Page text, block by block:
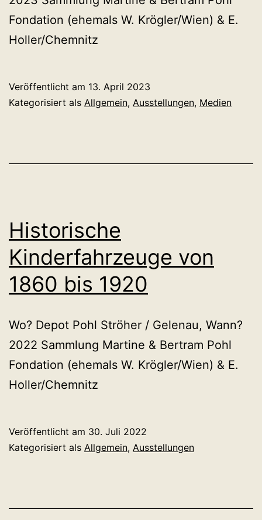
Fondation (ehemals W. Krögler/Wien) & E.
Holler/Chemnitz
Veröffentlicht am 13. April 2023
Kategorisiert als Allgemein, Ausstellungen, Medien
Historische
Kinderfahrzeuge von
1860 bis 1920
Wo? Depot Pohl Ströher / Gelenau, Wann?
2022 Sammlung Martine & Bertram Pohl
Fondation (ehemals W. Krögler/Wien) & E.
Holler/Chemnitz
Veröffentlicht am 30. Juli 2022
Kategorisiert als Allgemein, Ausstellungen